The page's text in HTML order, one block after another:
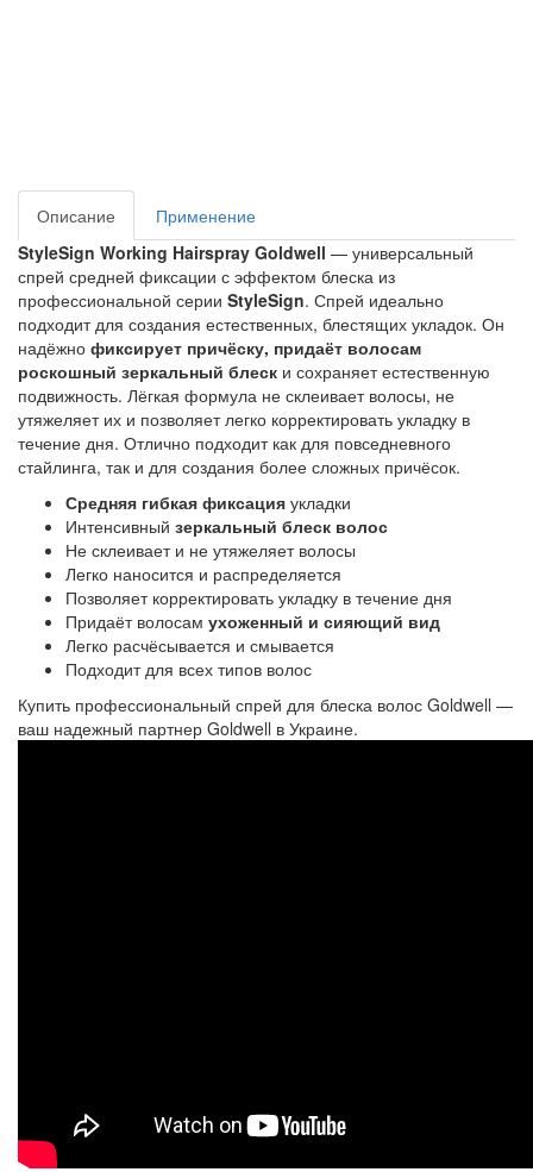
Описание
Применение
StyleSign Working Hairspray Goldwell — универсальный
спрей средней фиксации с эффектом блеска из
профессиональной серии StyleSign. Спрей идеально
подходит для создания естественных, блестящих укладок. Он
надёжно фиксирует причёску, придаёт волосам
роскошный зеркальный блеск и сохраняет естественную
подвижность. Лёгкая формула не склеивает волосы, не
утяжеляет их и позволяет легко корректировать укладку в
течение дня. Отлично подходит как для повседневного
стайлинга, так и для создания более сложных причёсок.
Средняя гибкая фиксация укладки
Интенсивный зеркальный блеск волос
Не склеивает и не утяжеляет волосы
Легко наносится и распределяется
Позволяет корректировать укладку в течение дня
Придаёт волосам ухоженный и сияющий вид
Легко расчёсывается и смывается
Подходит для всех типов волос
Купить профессиональный спрей для блеска волос Goldwell —
ваш надежный партнер Goldwell в Украине.